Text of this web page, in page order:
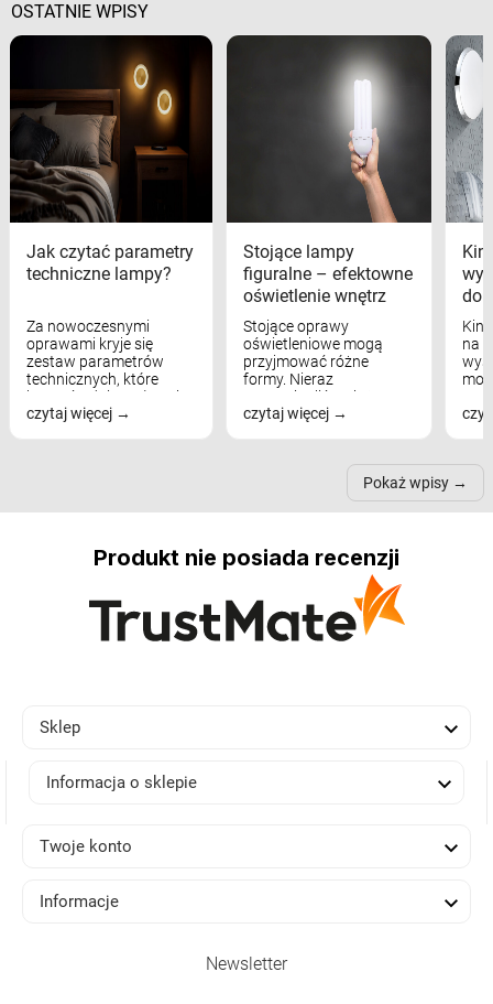
OSTATNIE WPISY
Jak czytać parametry
techniczne lampy?
Za nowoczesnymi
oprawami kryje się
zestaw parametrów
technicznych, które
bezpośrednio wpływają
na komfort widzenia,
czytaj więcej
Stojące lampy
figuralne – efektowne
oświetlenie wnętrz
Stojące oprawy
oświetleniowe mogą
przyjmować różne
formy. Nieraz
wspominaliśmy już
modele na łukowych
nich może przydać się w
czytaj więcej
na
Pokaż wpisy
Produkt nie posiada recenzji
Sklep 
Informacja o sklepie 
Twoje konto 
Informacje 
Newsletter